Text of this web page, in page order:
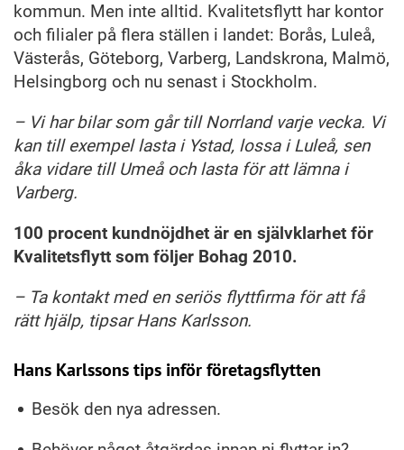
kommun. Men inte alltid. Kvalitetsflytt har kontor
och filialer på flera ställen i landet: Borås, Luleå,
Västerås, Göteborg, Varberg, Landskrona, Malmö,
Helsingborg och nu senast i Stockholm.
– Vi har bilar som går till Norrland varje vecka. Vi
kan till exempel lasta i Ystad, lossa i Luleå, sen
åka vidare till Umeå och lasta för att lämna i
Varberg.
100 procent kundnöjdhet är en självklarhet för
Kvalitetsflytt som följer Bohag 2010.
– Ta kontakt med en seriös flyttfirma för att få
rätt hjälp, tipsar Hans Karlsson.
Hans Karlssons tips inför företagsflytten
Besök den nya adressen.